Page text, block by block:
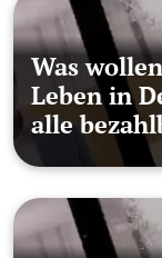
Was
Leben in
alle